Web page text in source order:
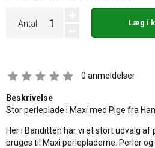
Antal Læg i
0 anmeldelser
Beskrivelse
Stor perleplade i Maxi med Pige fra
Her i Banditten har vi et stort udvalg af
bruges til Maxi perlepladerne. Perler